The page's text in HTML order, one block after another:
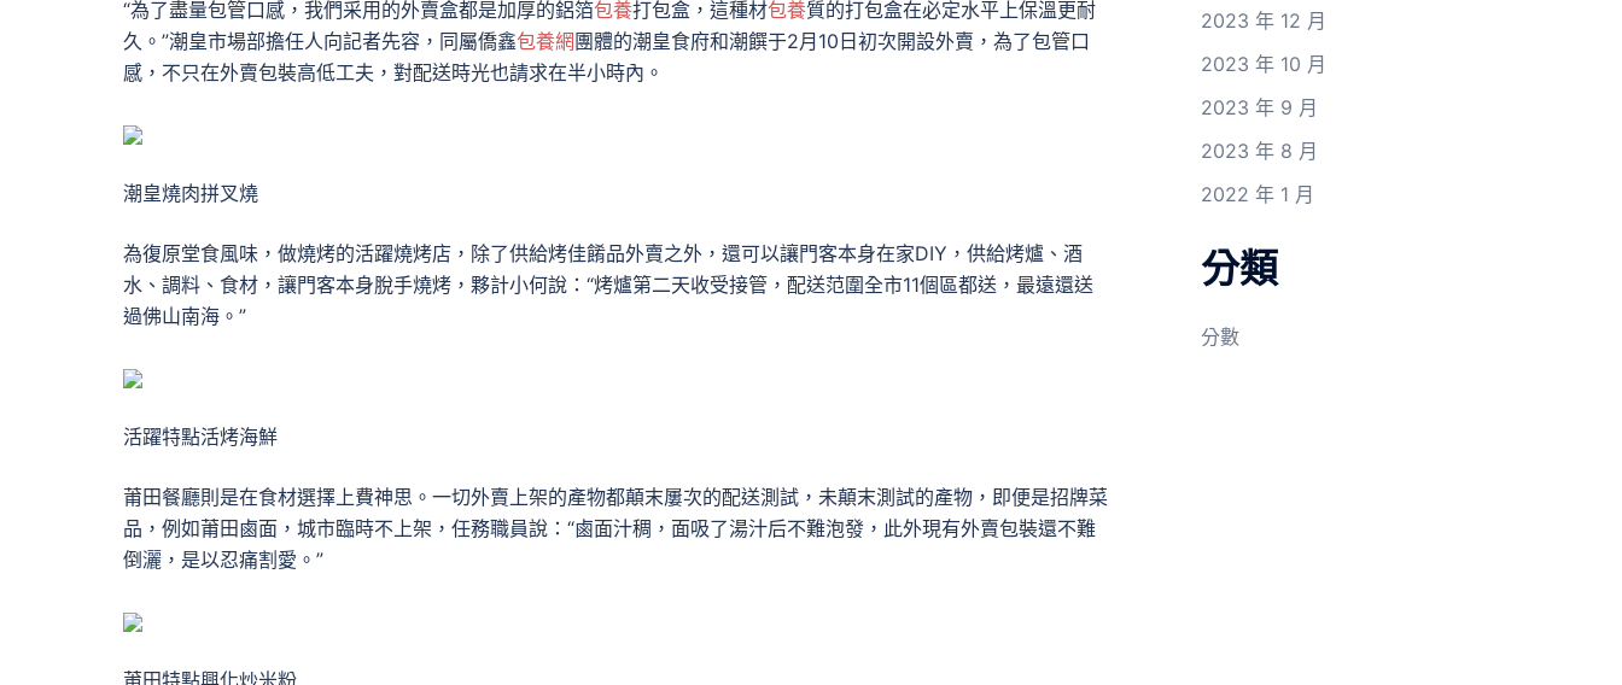
“為了盡量包管口感，我們采用的外賣盒都是加厚的鋁箔包養打包盒，這種材包養質的打包盒在必定水平上保溫更耐
久。”潮皇市場部擔任人向記者先容，同屬僑鑫包養網 團體的潮皇食府和潮饌于2月10日初次開設外賣，為了包管口
感，不只在外賣包裝高低工夫，對配送時光也請求在半小時內。
潮皇燒肉拼叉燒
為復原堂食風味，做燒烤的活躍燒烤店，除了供給烤佳餚品外賣之外，還可以讓門客本身在家DIY，供給烤爐、酒
水、調料、食材，讓門客本身脫手燒烤，夥計小何說：“烤爐第二天收受接管，配送范圍全市11個區都送，最遠還送
過佛山南海。”
活躍特點活烤海鮮
莆田餐廳則是在食材選擇上費神思。一切外賣上架的產物都顛末屢次的配送測試，未顛末測試的產物，即便是招牌菜
品，例如莆田鹵面，城市臨時不上架，任務職員說：“鹵面汁稠，面吸了湯汁后不難泡發，此外現有外賣包裝還不難
倒灑，是以忍痛割愛。”
莆田特點興化炒米粉
2023 年 12 月
2023 年 10 月
2023 年 9 月
2023 年 8 月
2022 年 1 月
分類
分數